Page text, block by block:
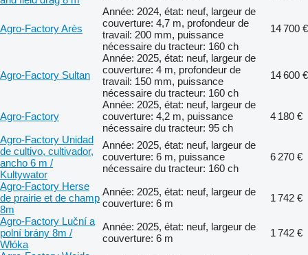
Agro-Factory Arès
Année: 2024, état: neuf, largeur de
couverture: 4,7 m, profondeur de
travail: 200 mm, puissance
nécessaire du tracteur: 160 ch
14 700 €
Agro-Factory Sultan
Année: 2025, état: neuf, largeur de
couverture: 4 m, profondeur de
travail: 150 mm, puissance
nécessaire du tracteur: 160 ch
14 600 €
Agro-Factory
Année: 2025, état: neuf, largeur de
couverture: 4,2 m, puissance
nécessaire du tracteur: 95 ch
4 180 €
Agro-Factory Unidad
de cultivo, cultivador,
ancho 6 m /
Kultywator
Année: 2025, état: neuf, largeur de
couverture: 6 m, puissance
nécessaire du tracteur: 160 ch
6 270 €
Agro-Factory Herse
de prairie et de champ
8m
Année: 2025, état: neuf, largeur de
couverture: 6 m
1 742 €
Agro-Factory Luční a
polní brány 8m /
Włóka
Année: 2025, état: neuf, largeur de
couverture: 6 m
1 742 €